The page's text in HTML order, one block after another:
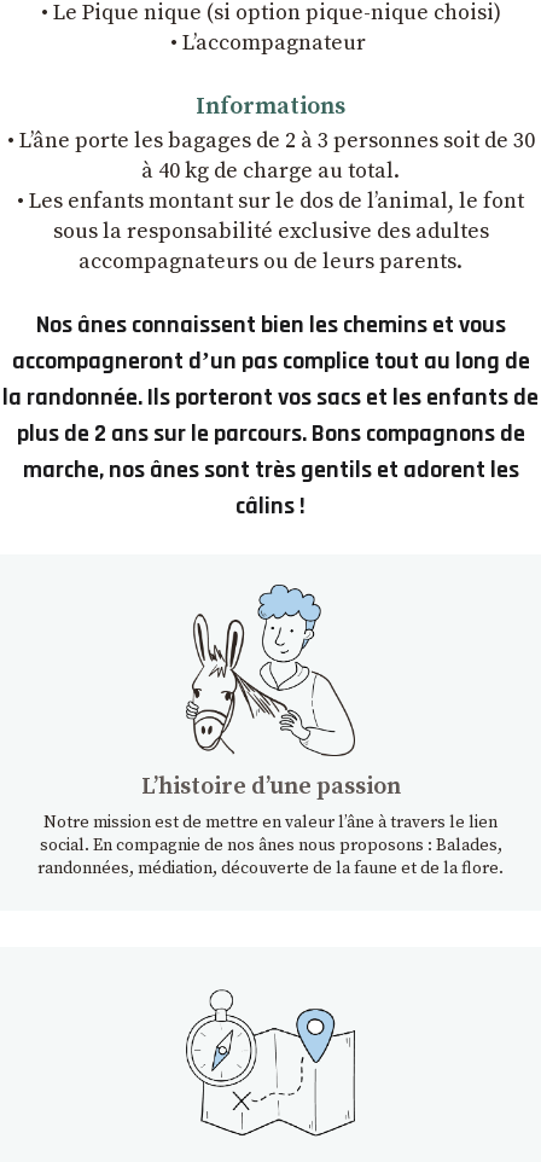
• Le Pique nique (si option pique-nique choisi)
• L’accompagnateur
Informations
• L’âne porte les bagages de 2 à 3 personnes soit de 30
à 40 kg de charge au total.
• Les enfants montant sur le dos de l’animal, le font
sous la responsabilité exclusive des adultes
accompagnateurs ou de leurs parents.
Nos ânes connaissent bien les chemins et vous
accompagneront dʼun pas complice tout au long de
la randonnée. Ils porteront vos sacs et les enfants de
plus de 2 ans sur le parcours. Bons compagnons de
marche, nos ânes sont très gentils et adorent les
câlins !
Lʼhistoire dʼune passion
Notre mission est de mettre en valeur l’âne à travers le lien
social. En compagnie de nos ânes nous proposons : Balades,
randonnées, médiation, découverte de la faune et de la flore.